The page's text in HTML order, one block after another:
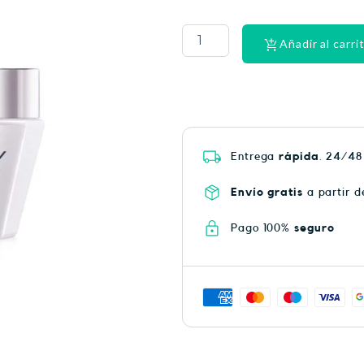
DENTAL
LACER
EX-
Añadir al
Entregarápida . 24/
Envío gratis a partir
Pago 100% seguro